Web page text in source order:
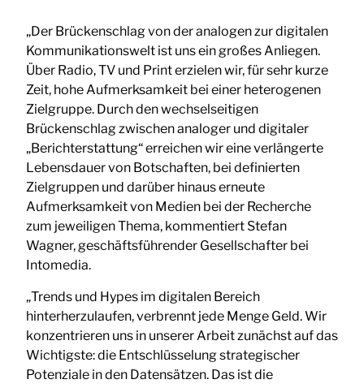
„Der Brückenschlag von der analogen zur digitalen
Kommunikationswelt ist uns ein großes Anliegen.
Über Radio, TV und Print erzielen wir, für sehr kurze
Zeit, hohe Aufmerksamkeit bei einer heterogenen
Zielgruppe. Durch den wechselseitigen
Brückenschlag zwischen analoger und digitaler
„Berichterstattung“ erreichen wir eine verlängerte
Lebensdauer von Botschaften, bei definierten
Zielgruppen und darüber hinaus erneute
Aufmerksamkeit von Medien bei der Recherche
zum jeweiligen Thema, kommentiert Stefan
Wagner, geschäftsführender Gesellschafter bei
Intomedia.
„Trends und Hypes im digitalen Bereich
hinterherzulaufen, verbrennt jede Menge Geld. Wir
konzentrieren uns in unserer Arbeit zunächst auf das
Wichtigste: die Entschlüsselung strategischer
Potenziale in den Datensätzen. Das ist die